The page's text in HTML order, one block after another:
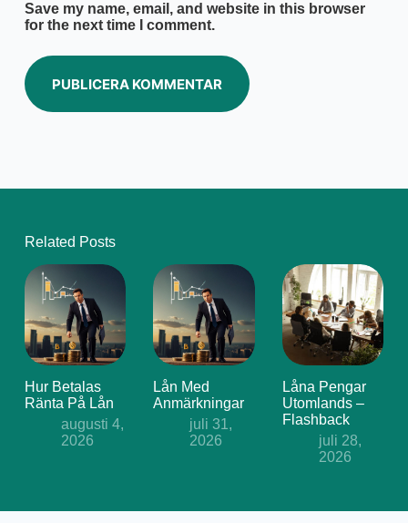
Save my name, email, and website in this browser
for the next time I comment.
PUBLICERA KOMMENTAR
Related Posts
Hur Betalas
Ränta På Lån
augusti 4,
2026
Lån Med
Anmärkningar
juli 31,
2026
Låna Pengar
Utomlands –
Flashback
juli 28,
2026